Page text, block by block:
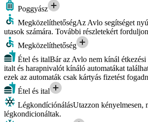
Poggyász
MegközelíthetőségAz Avlo segítséget
utasok számára. További részletekért
Megközelíthetőség
Étel és italBár az Avlo nem kínál étkezési
italt és harapnivalót kínáló automatákat
ezek az automaták csak kártyás fizetést
Étel és ital
LégkondíciónálásUtazzon kényelmesen,
légkondicionáltak.